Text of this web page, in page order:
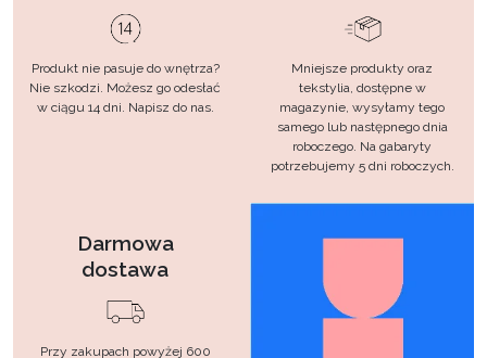
Produkt nie pasuje do wnętrza?
Nie szkodzi. Możesz go odesłać
w ciągu 14 dni. Napisz do nas.
Mniejsze produkty oraz
tekstylia, dostępne w
magazynie, wysyłamy tego
samego lub następnego dnia
roboczego. Na gabaryty
potrzebujemy 5 dni roboczych.
Darmowa
dostawa
Przy zakupach powyżej 600